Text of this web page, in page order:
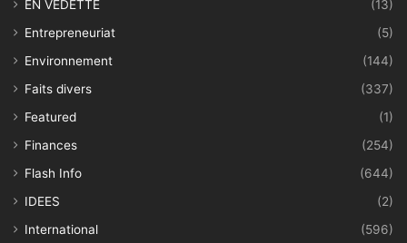
EN VEDETTE
(13)
Entrepreneuriat
(5)
Environnement
(144)
Faits divers
(337)
Featured
(1)
Finances
(254)
Flash Info
(644)
IDEES
(2)
International
(596)